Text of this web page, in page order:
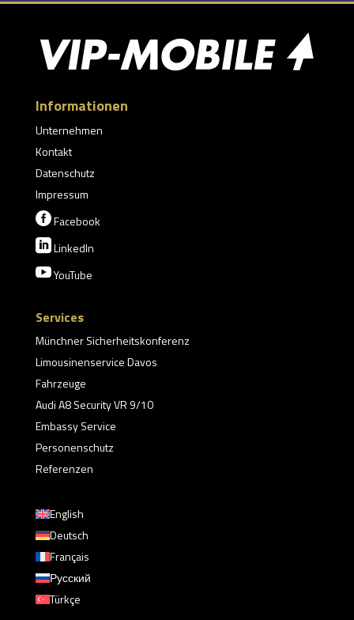
Informationen
Unternehmen
Kontakt
Datenschutz
Impressum
Facebook
LinkedIn
YouTube
Services
Münchner Sicherheitskonferenz
Limousinenservice Davos
Fahrzeuge
Audi A8 Security VR 9/10
Embassy Service
Personenschutz
Referenzen
English
Deutsch
Français
Русский
Türkçe